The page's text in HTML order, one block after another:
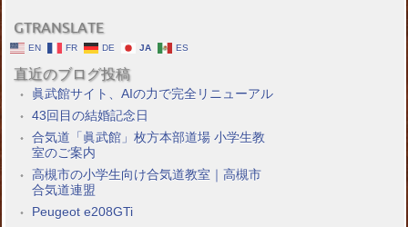
GTRANSLATE
EN FR DE JA ES
直近のブログ投稿
眞武館サイト、AIの力で完全リニューアル
43回目の結婚記念日
合気道「眞武館」枚方本部道場 小学生教
室のご案内
高槻市の小学生向け合気道教室｜高槻市
合気道連盟
Peugeot e208GTi